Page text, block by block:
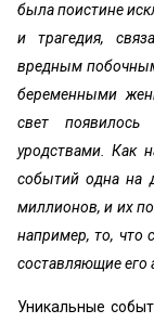
была поистине
и трагедия,
вредным
беременными
свет
уродствами. Как
событий одна на
миллионов, и их
например, то, что
составляющие его
Уникальные